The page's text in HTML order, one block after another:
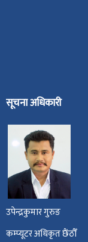
सूचना अधिकारी
उपेन्द्रकुमार गुरुङ
कम्प्यूटर अधिकृत छैंठौँ